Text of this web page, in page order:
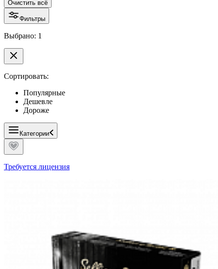
Очистить всё
Фильтры
Выбрано: 1
Сортировать:
Популярные
Дешевле
Дороже
Категории
Требуется лицензия